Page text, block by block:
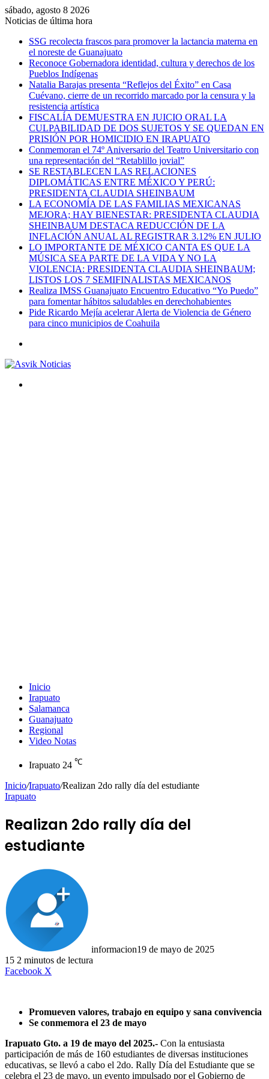
sábado, agosto 8 2026
Noticias de última hora
SSG recolecta frascos para promover la lactancia materna en
el noreste de Guanajuato
Reconoce Gobernadora identidad, cultura y derechos de los
Pueblos Indígenas
Natalia Barajas presenta “Reflejos del Éxito” en Casa
Cuévano, cierre de un recorrido marcado por la censura y la
resistencia artística
FISCALÍA DEMUESTRA EN JUICIO ORAL LA
CULPABILIDAD DE DOS SUJETOS Y SE QUEDAN EN
PRISIÓN POR HOMICIDIO EN IRAPUATO
Conmemoran el 74º Aniversario del Teatro Universitario con
una representación del “Retablillo jovial”
SE RESTABLECEN LAS RELACIONES
DIPLOMÁTICAS ENTRE MÉXICO Y PERÚ:
PRESIDENTA CLAUDIA SHEINBAUM
LA ECONOMÍA DE LAS FAMILIAS MEXICANAS
MEJORA; HAY BIENESTAR: PRESIDENTA CLAUDIA
SHEINBAUM DESTACA REDUCCIÓN DE LA
INFLACIÓN ANUAL AL REGISTRAR 3.12% EN JULIO
LO IMPORTANTE DE MÉXICO CANTA ES QUE LA
MÚSICA SEA PARTE DE LA VIDA Y NO LA
VIOLENCIA: PRESIDENTA CLAUDIA SHEINBAUM;
LISTOS LOS 7 SEMIFINALISTAS MEXICANOS
Realiza IMSS Guanajuato Encuentro Educativo “Yo Puedo”
para fomentar hábitos saludables en derechohabientes
Pide Ricardo Mejía acelerar Alerta de Violencia de Género
para cinco municipios de Coahuila
Inicio
Irapuato
Salamanca
Guanajuato
Regional
Video Notas
Irapuato 24 ℃
Inicio/Irapuato/Realizan 2do rally día del estudiante
Irapuato
Realizan 2do rally día del
estudiante
informacion19 de mayo de 2025
15 2 minutos de lectura
Facebook X
Promueven valores, trabajo en equipo y sana convivencia
Se conmemora el 23 de mayo
Irapuato Gto. a 19 de mayo del 2025.- Con la entusiasta
participación de más de 160 estudiantes de diversas instituciones
educativas, se llevó a cabo el 2do. Rally Día del Estudiante que se
celebra el 23 de mayo, un evento impulsado por el Gobierno de